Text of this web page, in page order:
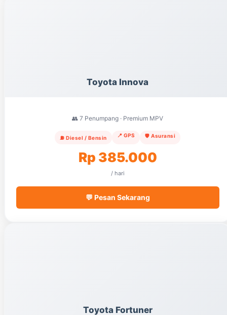
Toyota Innova
👥 7 Penumpang · Premium MPV
⛽ Diesel / Bensin 📍 GPS 🛡️ Asuransi
Rp 385.000
/ hari
💬 Pesan Sekarang
Toyota Fortuner